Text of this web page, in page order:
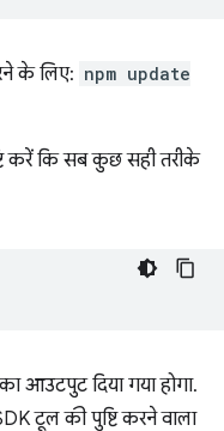
के लिए: npm update
करें कि सब कुछ सही तरीके
आउटपुट दिया गया होगा.
टूल की पुष्टि करने वाला